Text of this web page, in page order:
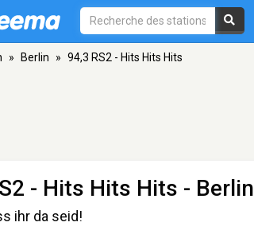
» Berlin » 94,3 RS2 - Hits Hits Hits
- Hits Hits Hits - Berlin
ihr da seid!